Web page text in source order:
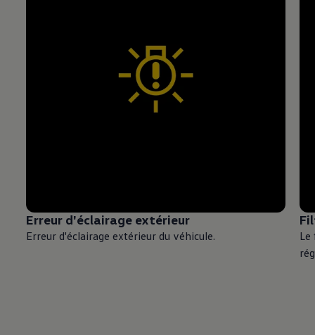
Erreur d'éclairage extérieur
Erreur d'éclairage extérieur du véhicule.
Le